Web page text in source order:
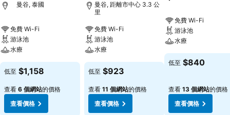
曼谷, 泰國
免費 Wi-Fi
游泳池
水療
低至 $1,158
查看 6 個網站的價格
查看價格
曼谷, 距離市中心 3.3 公
里
免費 Wi-Fi
游泳池
水療
低至 $923
查看 11 個網站的價格
查看價格
免費 Wi-Fi
游泳池
水療
低至 $840
查看 13 個網站的價格
查看價格